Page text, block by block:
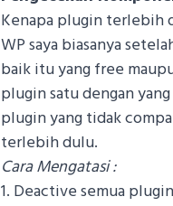
Kenapa plugin terlebih
WP saya biasanya
baik itu yang free
plugin satu dengan
plugin yang tidak
terlebih dulu.
Cara Mengatasi :
1. Deactive semua